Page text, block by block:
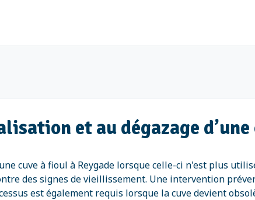
et au dégazage d’une
cuve à fioul à Reygade lorsque celle-ci n'est plus
des signes de vieillissement. Une intervention
est également requis lorsque la cuve devient